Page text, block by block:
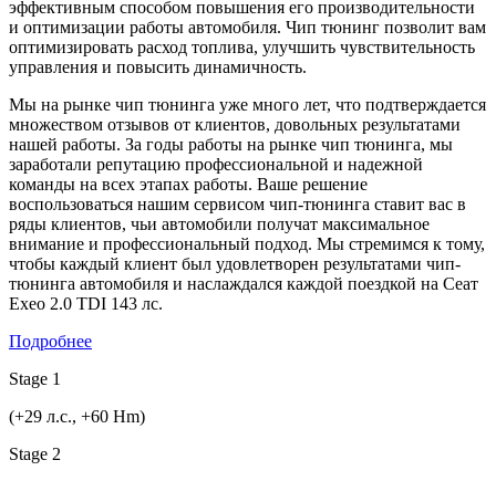
эффективным способом повышения его производительности
и оптимизации работы автомобиля. Чип тюнинг позволит вам
оптимизировать расход топлива, улучшить чувствительность
управления и повысить динамичность.
Мы на рынке чип тюнинга уже много лет, что подтверждается
множеством отзывов от клиентов, довольных результатами
нашей работы. За годы работы на рынке чип тюнинга, мы
заработали репутацию профессиональной и надежной
команды на всех этапах работы. Ваше решение
воспользоваться нашим сервисом чип-тюнинга ставит вас в
ряды клиентов, чьи автомобили получат максимальное
внимание и профессиональный подход. Мы стремимся к тому,
чтобы каждый клиент был удовлетворен результатами чип-
тюнинга автомобиля и наслаждался каждой поездкой на Сеат
Exeo 2.0 TDI 143 лс.
Подробнее
Stage 1
(+29 л.с., +60 Hm)
Stage 2